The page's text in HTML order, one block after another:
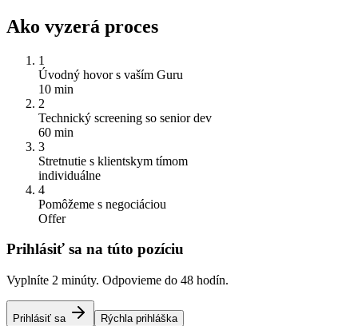
Ako vyzerá proces
1
Úvodný hovor s vaším Guru
10 min
2
Technický screening so senior dev
60 min
3
Stretnutie s klientskym tímom
individuálne
4
Pomôžeme s negociáciou
Offer
Prihlásiť sa na túto pozíciu
Vyplníte 2 minúty. Odpovieme do 48 hodín.
Prihlásiť sa Rýchla prihláška